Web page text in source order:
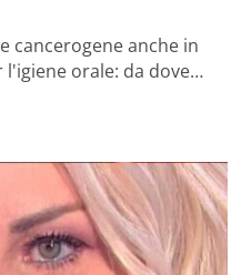
cancerogene anche in
orale: da dove…